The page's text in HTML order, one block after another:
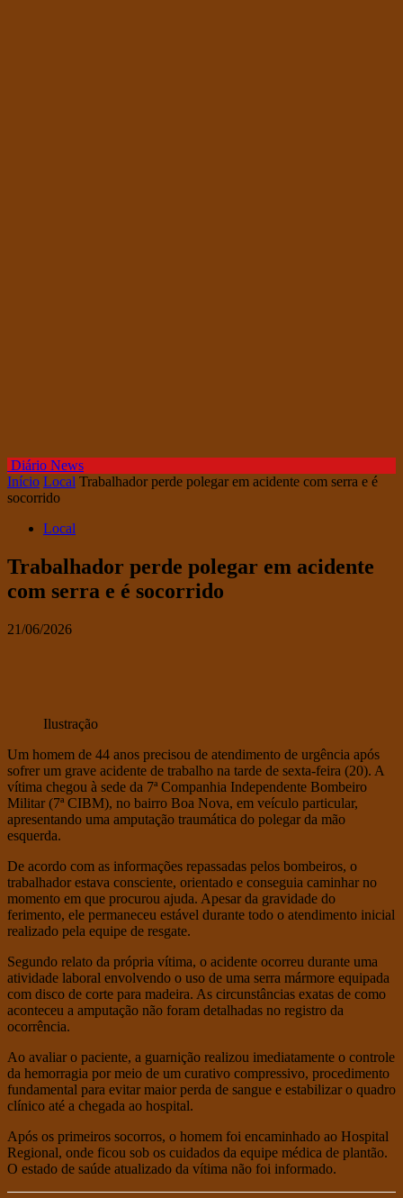
Diário News
Início Local Trabalhador perde polegar em acidente com serra e é
socorrido
Local
Trabalhador perde polegar em acidente
com serra e é socorrido
21/06/2026
Ilustração
Um homem de 44 anos precisou de atendimento de urgência após
sofrer um grave acidente de trabalho na tarde de sexta-feira (20). A
vítima chegou à sede da 7ª Companhia Independente Bombeiro
Militar (7ª CIBM), no bairro Boa Nova, em veículo particular,
apresentando uma amputação traumática do polegar da mão
esquerda.
De acordo com as informações repassadas pelos bombeiros, o
trabalhador estava consciente, orientado e conseguia caminhar no
momento em que procurou ajuda. Apesar da gravidade do
ferimento, ele permaneceu estável durante todo o atendimento inicial
realizado pela equipe de resgate.
Segundo relato da própria vítima, o acidente ocorreu durante uma
atividade laboral envolvendo o uso de uma serra mármore equipada
com disco de corte para madeira. As circunstâncias exatas de como
aconteceu a amputação não foram detalhadas no registro da
ocorrência.
Ao avaliar o paciente, a guarnição realizou imediatamente o controle
da hemorragia por meio de um curativo compressivo, procedimento
fundamental para evitar maior perda de sangue e estabilizar o quadro
clínico até a chegada ao hospital.
Após os primeiros socorros, o homem foi encaminhado ao Hospital
Regional, onde ficou sob os cuidados da equipe médica de plantão.
O estado de saúde atualizado da vítima não foi informado.